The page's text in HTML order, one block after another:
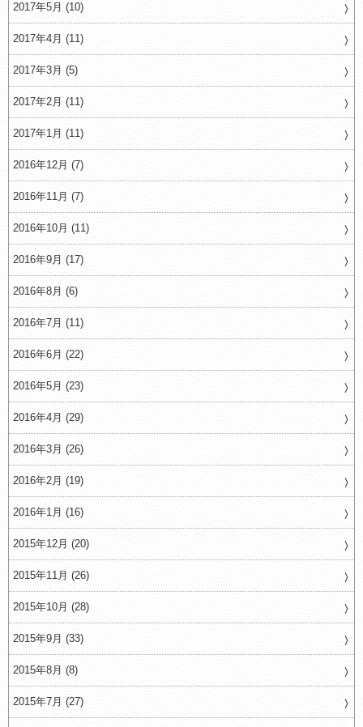
2017年5月 (10)
2017年4月 (11)
2017年3月 (5)
2017年2月 (11)
2017年1月 (11)
2016年12月 (7)
2016年11月 (7)
2016年10月 (11)
2016年9月 (17)
2016年8月 (6)
2016年7月 (11)
2016年6月 (22)
2016年5月 (23)
2016年4月 (29)
2016年3月 (26)
2016年2月 (19)
2016年1月 (16)
2015年12月 (20)
2015年11月 (26)
2015年10月 (28)
2015年9月 (33)
2015年8月 (8)
2015年7月 (27)